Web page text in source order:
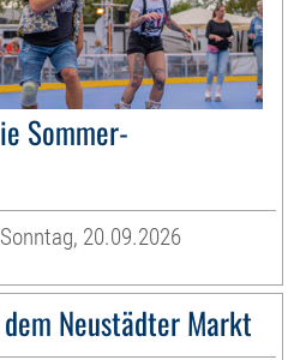
Sommer-
20.09.2026
Neustädter Markt